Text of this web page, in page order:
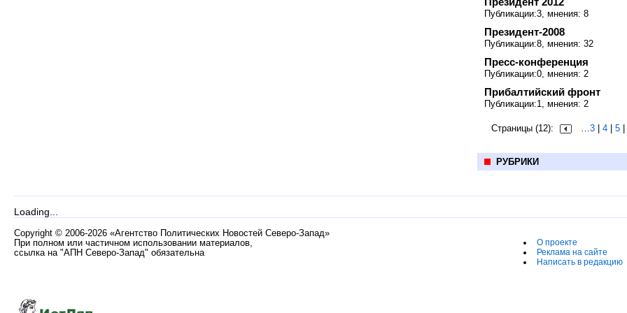
Публикации:3, мнения: 8
Президент-2008
Публикации:8, мнения: 32
Пресс-конференция
Публикации:0, мнения: 2
Прибалтийский фронт
Публикации:1, мнения: 2
Страницы (12): …3 4 5
РУБРИКИ
Loading...
Copyright © 2006-2026 «Агентство Политических Новостей Северо-Запад»
При полном или частичном использовании материалов,
ссылка на "АПН Северо-Запад" обязательна
О проекте
Реклама на сайте
Написать в редакцию